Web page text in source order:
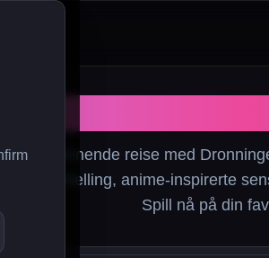
en spennende reise med
anime-inspirerte
Spill nå på din